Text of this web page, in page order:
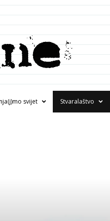
svijet Stvaralaštvo